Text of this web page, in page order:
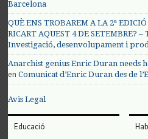
Barcelona
QUÈ ENS TROBAREM A LA 2ª
RICART AQUEST 4 DE SETEMBRE?
Investigació, desenvolupament i
Anarchist genius Enric Duran needs
enComunicat d’Enric Duran des de
Avis Legal
Educació